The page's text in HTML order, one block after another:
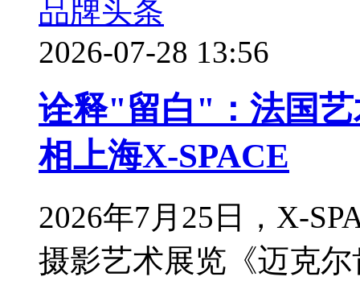
品牌头条
2026-07-28 13:56
诠释"留白"：法国艺
相上海X-SPACE
2026年7月25日，X-
摄影艺术展览《迈克